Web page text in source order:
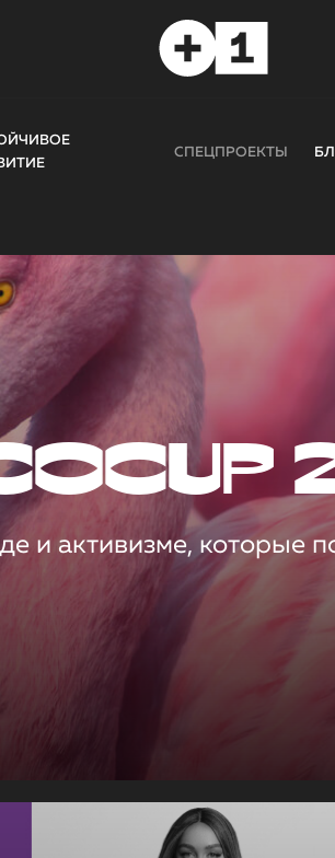
СПЕЦПРОЕКТЫ
и активизме, которые